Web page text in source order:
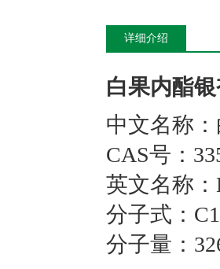
详细介绍
白果内酯
中文名称
CAS号：
英文名称
分子式：
分子量：